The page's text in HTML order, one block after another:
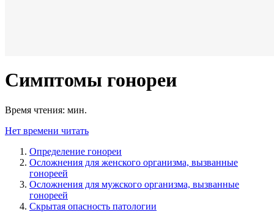
Симптомы гонореи
Время чтения: мин.
Нет времени читать
Определение гонореи
Осложнения для женского организма, вызванные
гонореей
Осложнения для мужского организма, вызванные
гонореей
Скрытая опасность патологии